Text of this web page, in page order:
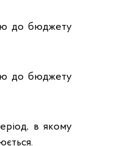
до бюджету
до бюджету
в якому